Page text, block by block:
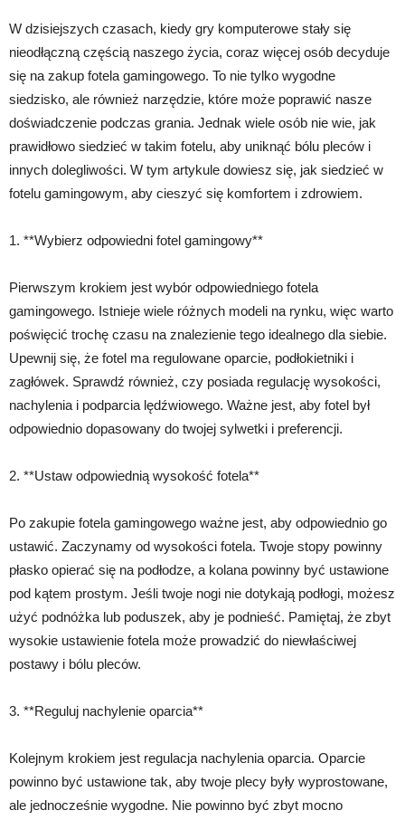
W dzisiejszych czasach, kiedy gry komputerowe stały się
nieodłączną częścią naszego życia, coraz więcej osób decyduje
się na zakup fotela gamingowego. To nie tylko wygodne
siedzisko, ale również narzędzie, które może poprawić nasze
doświadczenie podczas grania. Jednak wiele osób nie wie, jak
prawidłowo siedzieć w takim fotelu, aby uniknąć bólu pleców i
innych dolegliwości. W tym artykule dowiesz się, jak siedzieć w
fotelu gamingowym, aby cieszyć się komfortem i zdrowiem.
1. **Wybierz odpowiedni fotel gamingowy**
Pierwszym krokiem jest wybór odpowiedniego fotela
gamingowego. Istnieje wiele różnych modeli na rynku, więc warto
poświęcić trochę czasu na znalezienie tego idealnego dla siebie.
Upewnij się, że fotel ma regulowane oparcie, podłokietniki i
zagłówek. Sprawdź również, czy posiada regulację wysokości,
nachylenia i podparcia lędźwiowego. Ważne jest, aby fotel był
odpowiednio dopasowany do twojej sylwetki i preferencji.
2. **Ustaw odpowiednią wysokość fotela**
Po zakupie fotela gamingowego ważne jest, aby odpowiednio go
ustawić. Zaczynamy od wysokości fotela. Twoje stopy powinny
płasko opierać się na podłodze, a kolana powinny być ustawione
pod kątem prostym. Jeśli twoje nogi nie dotykają podłogi, możesz
użyć podnóżka lub poduszek, aby je podnieść. Pamiętaj, że zbyt
wysokie ustawienie fotela może prowadzić do niewłaściwej
postawy i bólu pleców.
3. **Reguluj nachylenie oparcia**
Kolejnym krokiem jest regulacja nachylenia oparcia. Oparcie
powinno być ustawione tak, aby twoje plecy były wyprostowane,
ale jednocześnie wygodne. Nie powinno być zbyt mocno